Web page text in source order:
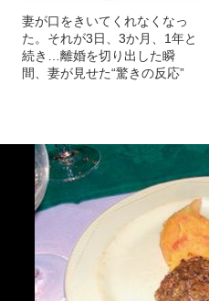
妻が口をきいてくれなくなっ
た。それが3日、3か月、1年と
続き…離婚を切り出した瞬
間、妻が見せた“驚きの反応”